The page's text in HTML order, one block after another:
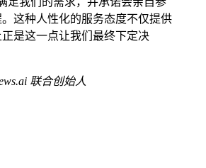
这种人性化的服务态度不仅提供
是这一点让我们最终下定决
联合创始人